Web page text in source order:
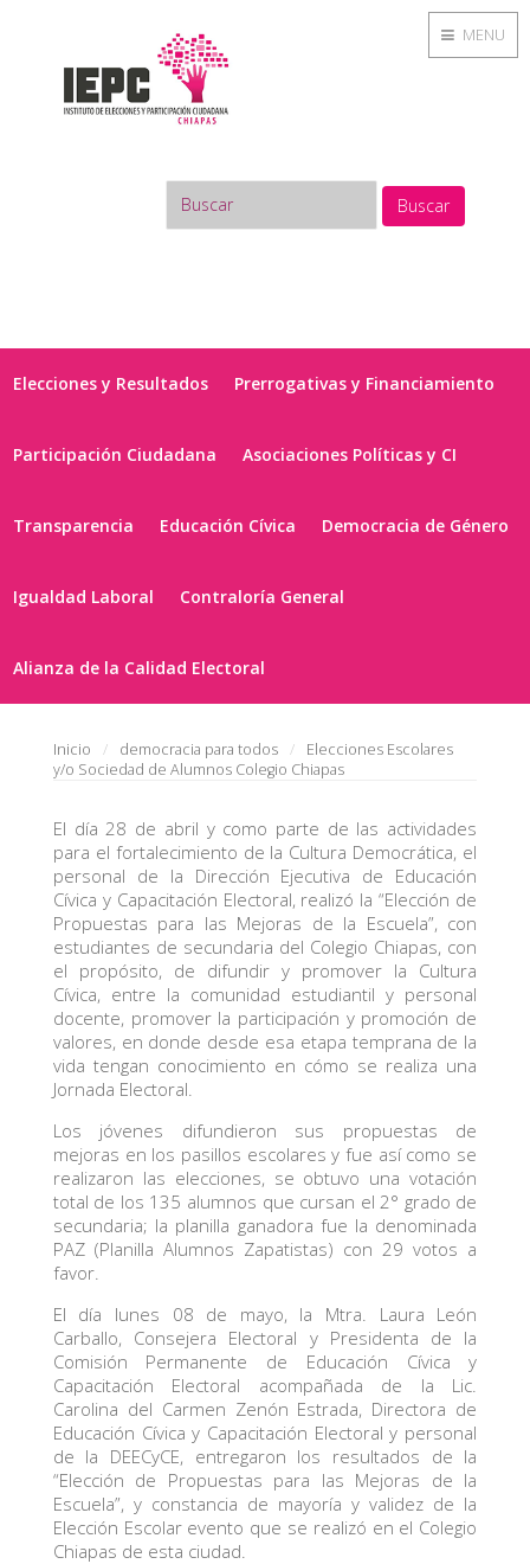
Buscar
Elecciones y Resultados Prerrogativas y Financiamiento
Participación Ciudadana Asociaciones Políticas y CI
Transparencia Educación Cívica Democracia de Género
Igualdad Laboral Contraloría General
Alianza de la Calidad Electoral
Inicio democracia para todos
Elecciones Escolares
y/o Sociedad de Alumnos Colegio Chiapas
El día 28 de abril y como parte de las actividades
para el fortalecimiento de la Cultura Democrática, el
personal de la Dirección Ejecutiva de Educación
Cívica y Capacitación Electoral, realizó la “Elección de
Propuestas para las Mejoras de la Escuela”, con
estudiantes de secundaria del Colegio Chiapas, con
el propósito, de difundir y promover la Cultura
Cívica, entre la comunidad estudiantil y personal
docente, promover la participación y promoción de
valores, en donde desde esa etapa temprana de la
vida tengan conocimiento en cómo se realiza una
Jornada Electoral.
Los jóvenes difundieron sus propuestas de
mejoras en los pasillos escolares y fue así como se
realizaron las elecciones, se obtuvo una votación
total de los 135 alumnos que cursan el 2° grado de
secundaria; la planilla ganadora fue la denominada
PAZ (Planilla Alumnos Zapatistas) con 29 votos a
favor.
El día lunes 08 de mayo, la Mtra. Laura León
Carballo, Consejera Electoral y Presidenta de la
Comisión Permanente de Educación Cívica y
Capacitación Electoral acompañada de la Lic.
Carolina del Carmen Zenón Estrada, Directora de
Educación Cívica y Capacitación Electoral y personal
de la DEECyCE, entregaron los resultados de la
“Elección de Propuestas para las Mejoras de la
Escuela”, y constancia de mayoría y validez de la
Elección Escolar evento que se realizó en el Colegio
Chiapas de esta ciudad.
MENU